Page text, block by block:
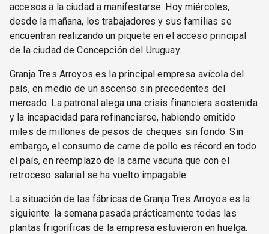
accesos a la ciudad a manifestarse. Hoy miércoles,
desde la mañana, los trabajadores y sus familias se
encuentran realizando un piquete en el acceso principal
de la ciudad de Concepción del Uruguay.
Granja Tres Arroyos es la principal empresa avícola del
país, en medio de un ascenso sin precedentes del
mercado. La patronal alega una crisis financiera sostenida
y la incapacidad para refinanciarse, habiendo emitido
miles de millones de pesos de cheques sin fondo. Sin
embargo, el consumo de carne de pollo es récord en todo
el país, en reemplazo de la carne vacuna que con el
retroceso salarial se ha vuelto impagable.
La situación de las fábricas de Granja Tres Arroyos es la
siguiente: la semana pasada prácticamente todas las
plantas frigoríficas de la empresa estuvieron en huelga.